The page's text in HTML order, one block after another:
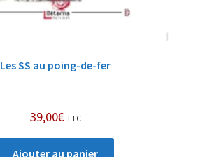
Les SS au poing-de-fer
39,00€ TTC
Ajouter au panier